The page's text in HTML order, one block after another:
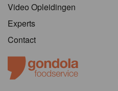
Video Opleidingen
Experts
Contact